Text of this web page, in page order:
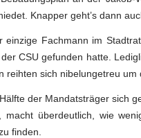
Knapper geht’s dann
Fachmann im
CSU gefunden hatte.
sich nibelungetreu um
der Mandatsträger sich
überdeutlich, wie
finden.